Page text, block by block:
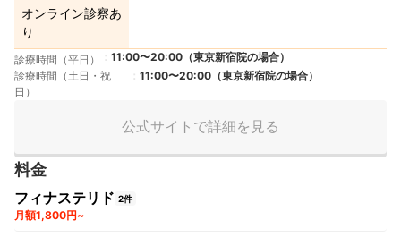
オンライン診察あ
り
診療時間（平日）
11:00〜20:00（東京新宿院の場合）
診療時間（土日・祝
日）
11:00〜20:00（東京新宿院の場合）
公式サイトで詳細を見る
料金
フィナステリド 2件
月額1,800円~